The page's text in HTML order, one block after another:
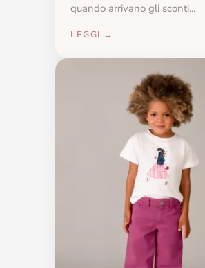
quando arrivano gli sconti...
LEGGI →